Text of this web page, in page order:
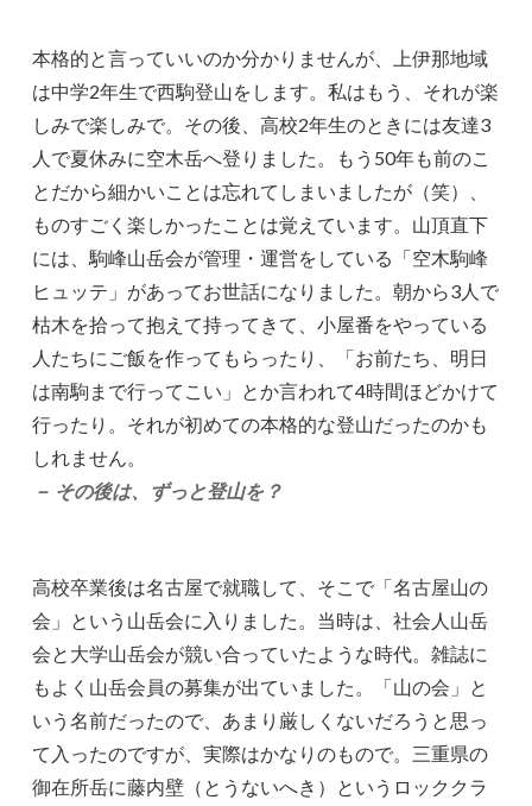
本格的と言っていいのか分かりませんが、上伊那地域
は中学2年生で西駒登山をします。私はもう、それが楽
しみで楽しみで。その後、高校2年生のときには友達3
人で夏休みに空木岳へ登りました。もう50年も前のこ
とだから細かいことは忘れてしまいましたが（笑）、
ものすごく楽しかったことは覚えています。山頂直下
には、駒峰山岳会が管理・運営をしている「空木駒峰
ヒュッテ」があってお世話になりました。朝から3人で
枯木を拾って抱えて持ってきて、小屋番をやっている
人たちにご飯を作ってもらったり、「お前たち、明日
は南駒まで行ってこい」とか言われて4時間ほどかけて
行ったり。それが初めての本格的な登山だったのかも
しれません。
－ その後は、ずっと登山を？
高校卒業後は名古屋で就職して、そこで「名古屋山の
会」という山岳会に入りました。当時は、社会人山岳
会と大学山岳会が競い合っていたような時代。雑誌に
もよく山岳会員の募集が出ていました。「山の会」と
いう名前だったので、あまり厳しくないだろうと思っ
て入ったのですが、実際はかなりのもので。三重県の
御在所岳に藤内壁（とうないへき）というロッククラ